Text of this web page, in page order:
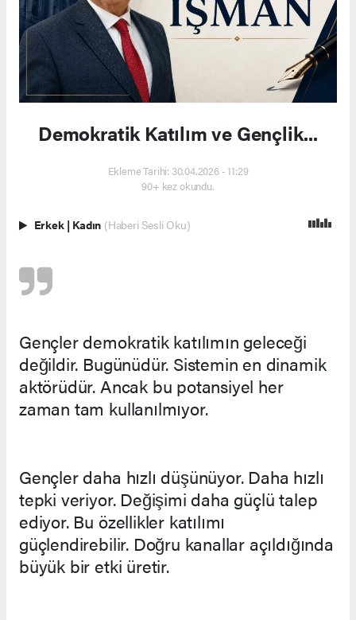
Demokratik Katılım ve Gençlik...
Ekleme Tarihi: 30.04.2026 - 11:29
90+ kez okundu.
Erkek | Kadın (Haberi Sesli Oku)
Gençler demokratik katılımın geleceği
değildir. Bugünüdür. Sistemin en dinamik
aktörüdür. Ancak bu potansiyel her
zaman tam kullanılmıyor.
Gençler daha hızlı düşünüyor. Daha hızlı
tepki veriyor. Değişimi daha güçlü talep
ediyor. Bu özellikler katılımı
güçlendirebilir. Doğru kanallar açıldığında
büyük bir etki üretir.